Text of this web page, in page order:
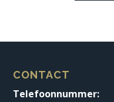
CONTACT
Telefoonnummer: